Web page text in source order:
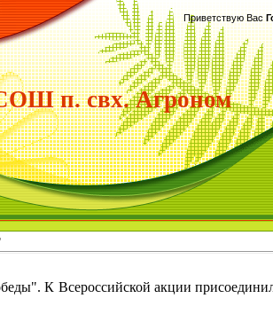
Приветствую Вас
п. свх. Агроном
К Всероссийской акции